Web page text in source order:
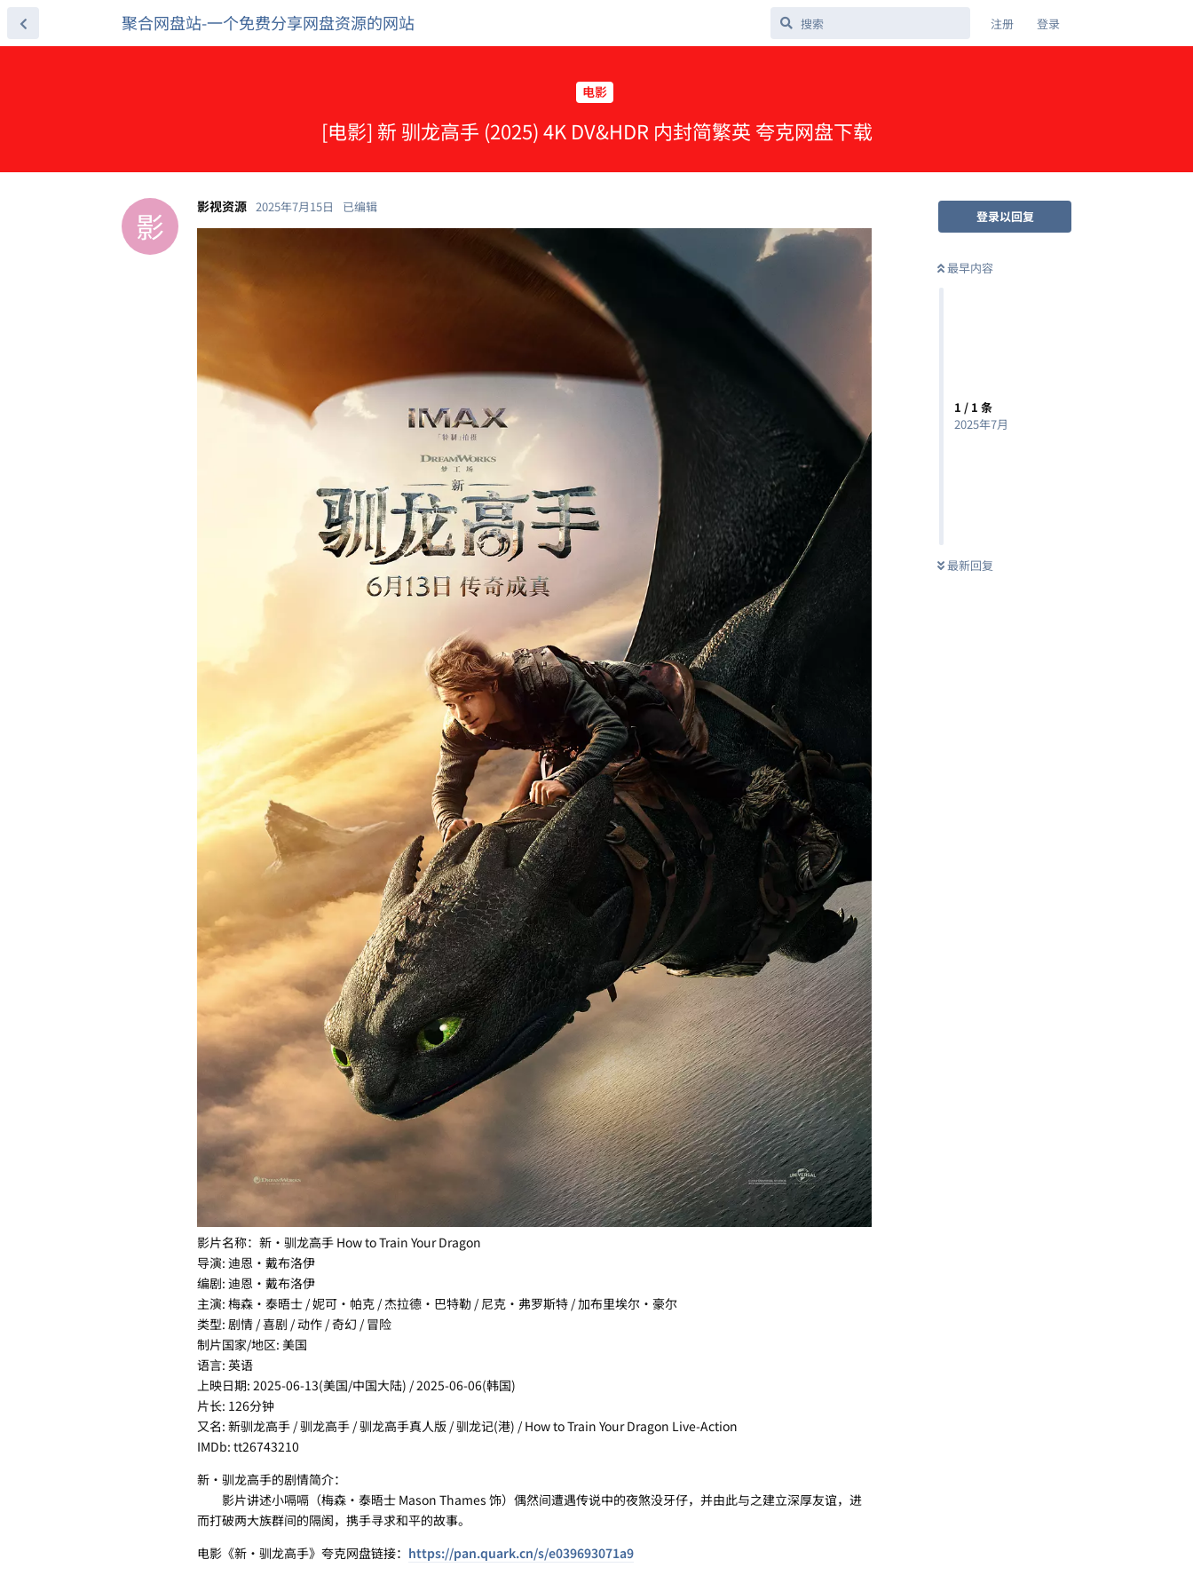
聚合网盘站-一个免费分享网盘资源的网站 注册 登录
电影
[电影] 新 驯龙高手 (2025) 4K DV&HDR 内封简繁英 夸克网盘下载
登录以回复
最早内容
1 / 1 条
2025年7月
最新回复
影 影视资源 2025年7月15日 已编辑
影片名称：新·驯龙高手 How to Train Your Dragon
导演: 迪恩·戴布洛伊
编剧: 迪恩·戴布洛伊
主演: 梅森·泰晤士 / 妮可·帕克 / 杰拉德·巴特勒 / 尼克·弗罗斯特 / 加布里埃尔·豪尔
类型: 剧情 / 喜剧 / 动作 / 奇幻 / 冒险
制片国家/地区: 美国
语言: 英语
上映日期: 2025-06-13(美国/中国大陆) / 2025-06-06(韩国)
片长: 126分钟
又名: 新驯龙高手 / 驯龙高手 / 驯龙高手真人版 / 驯龙记(港) / How to Train Your Dragon Live-Action
IMDb: tt26743210
新·驯龙高手的剧情简介：
影片讲述小嗝嗝（梅森·泰晤士 Mason Thames 饰）偶然间遭遇传说中的夜煞没牙仔，并由此与之建立深厚友谊，进
而打破两大族群间的隔阂，携手寻求和平的故事。
电影《新·驯龙高手》夸克网盘链接： https://pan.quark.cn/s/e039693071a9